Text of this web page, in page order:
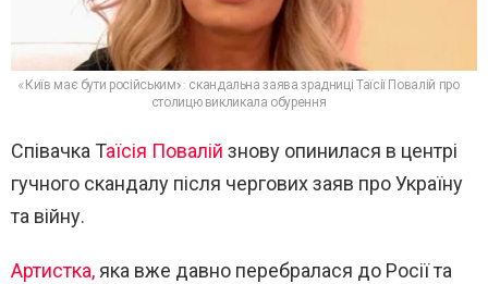
«Київ має бути російським»: скандальна заява зрадниці Таїсії Повалій про
столицю викликала обурення
Співачка Таїсія Повалій знову опинилася в центрі
гучного скандалу після чергових заяв про Україну
та війну.
Артистка,яка вже давно перебралася до Росії та